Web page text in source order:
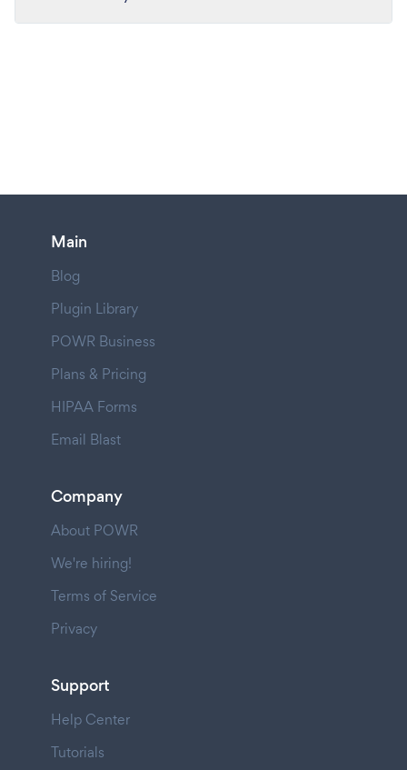
Main
Blog
Plugin Library
POWR Business
Plans & Pricing
HIPAA Forms
Email Blast
Company
About POWR
We're hiring!
Terms of Service
Privacy
Support
Help Center
Tutorials